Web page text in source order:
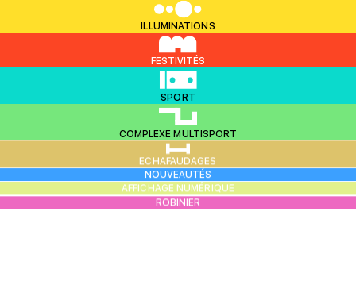
ILLUMINATIONS
FESTIVITÉS
SPORT
COMPLEXE MULTISPORT
ECHAFAUDAGES
NOUVEAUTÉS
AFFICHAGE NUMÉRIQUE
ROBINIER